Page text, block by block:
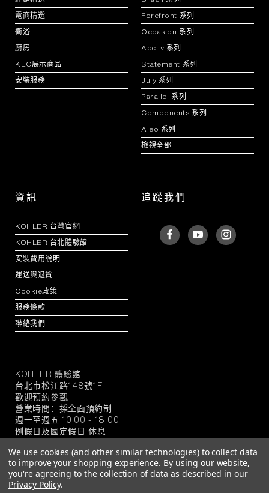
電商精選
衛浴
廚房
KEC展示商品
安裝服務
Forefront 系列
Occasion 系列
Accliv 系列
Statement 系列
July 系列
Parallel 系列
Components 系列
Aleo 系列
檢視全部
資訊
KOHLER 台灣官網
KOHLER 台北體驗館
安裝費用說明
運送與退貨
Cookie政策
服務條款
聯絡我們
追蹤我們
KOHLER
官
方
旗
艦
店
KOHLER 體驗館
台北市松江路148號1F
歡迎預約參觀
營業時間：採全面預約制
週一至週五 10:00 - 18:00
例假日及國定假日 休息
© 2026 KOHLER 官方旗艦店
We use cookies (and other similar technologies) to collect data
to improve your shopping experience. By using our website,
you're agreeing to the collection of data as described in our
Privacy Policy.